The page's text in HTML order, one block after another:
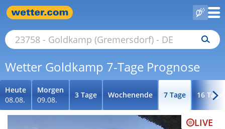
Wetter Goldkamp 7-Tage Prognose
Heute
08.08.
Morgen
09.08.
3 Tage Wochenende 7 Tage 16 Tage
LIVE